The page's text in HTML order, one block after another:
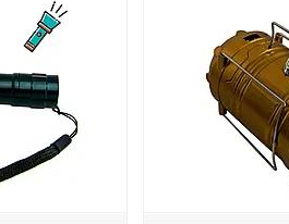
1009282-